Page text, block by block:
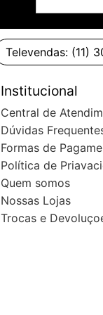
dB (A) @ 1m
Fonte: 100 - 240
Televendas: (11)
Institucional
Central de
Dúvidas
Formas de
Política de
Quem somos
Nossas Lojas
Trocas e